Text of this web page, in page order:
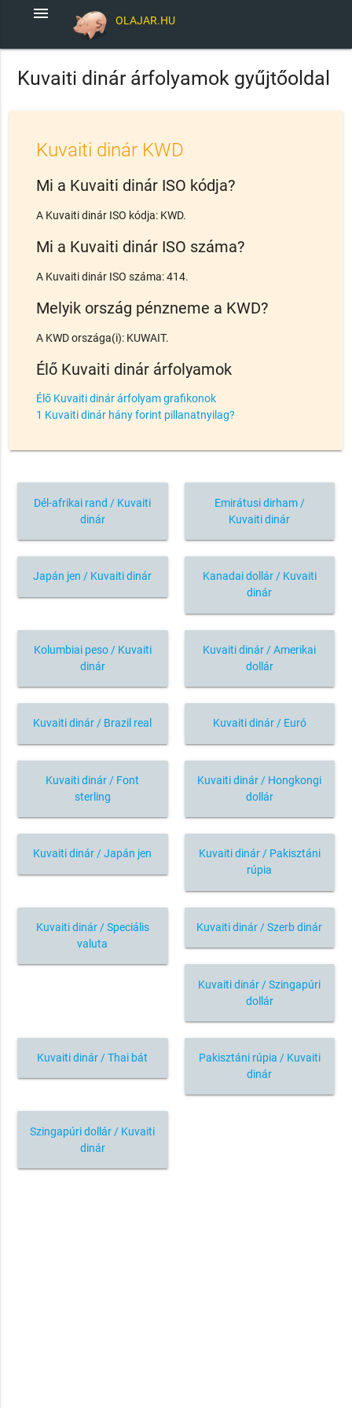
OLAJAR.HU
menu
Kuvaiti dinár árfolyamok gyűjtőoldal
Kuvaiti dinár KWD
Mi a Kuvaiti dinár ISO kódja?
A Kuvaiti dinár ISO kódja: KWD.
Mi a Kuvaiti dinár ISO száma?
A Kuvaiti dinár ISO száma: 414.
Melyik ország pénzneme a KWD?
A KWD országa(i): KUWAIT.
Élő Kuvaiti dinár árfolyamok
Élő Kuvaiti dinár árfolyam grafikonok
1 Kuvaiti dinár hány forint pillanatnyilag?
Dél-afrikai rand / Kuvaiti
dinár
Emirátusi dirham /
Kuvaiti dinár
Japán jen / Kuvaiti dinár
Kanadai dollár / Kuvaiti
dinár
Kolumbiai peso / Kuvaiti
dinár
Kuvaiti dinár / Amerikai
dollár
Kuvaiti dinár / Brazil real Kuvaiti dinár / Euró
Kuvaiti dinár / Font
sterling
Kuvaiti dinár / Hongkongi
dollár
Kuvaiti dinár / Japán jen
Kuvaiti dinár / Pakisztáni
rúpia
Kuvaiti dinár / Speciális
valuta
Kuvaiti dinár / Szerb dinár
Kuvaiti dinár / Szingapúri
dollár
Kuvaiti dinár / Thai bát
Pakisztáni rúpia / Kuvaiti
dinár
Szingapúri dollár / Kuvaiti
dinár